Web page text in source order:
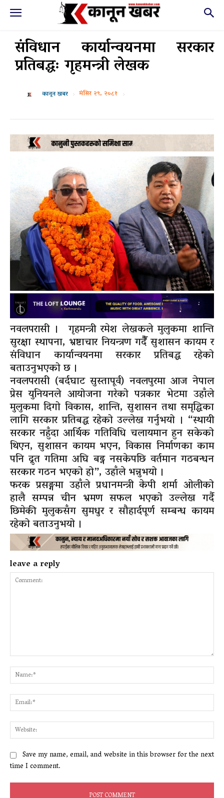
संविधान कार्यान्वयनमा सरकार
प्रतिबद्धः गृहमन्त्री लेखक
कानून खबर मंसिर २९, २०८१
नवलपरासी । गृहमन्त्री रमेश लेखकले मुलुकमा शान्ति
सुरक्षा स्थापना, भ्रष्टाचार नियन्त्रण गर्दैै सुशासन कायम र
संविधान कार्यान्वयनमा सरकार प्रतिबद्ध रहेको
बताउनुभएको छ ।
नवलपरासी (बर्दघाट सुस्तापूर्व) नवलपुरमा आज नेपाल
प्रेस युनियनले आयोजना गरेको पत्रकार भेटमा उहाँले
मुलुकमा दिगो विकास, शान्ति, सुशासन तथा समृद्धिका
लागि सरकार प्रतिबद्ध रहेको उल्लेख गर्नुभयो । “स्थायी
सरकार नहुँदा आर्थिक गतिविधि चलायमान हुन सकेको
थिएन, सुशासन कायम भएन, विकास निर्माणका काम
पनि द्रुत गतिमा अघि बढ्न नसकेपछि वर्तमान गठबन्धन
सरकार गठन भएको हो”, उहाँले भन्नुभयो ।
फरक प्रसङ्गमा उहाँले प्रधानमन्त्री केपी शर्मा ओलीको
हालै सम्पन्न चीन भ्रमण सफल भएको उल्लेख गर्दै
छिमेकी मुलुकसँग सुमधुर र सौहार्दपूर्ण सम्बन्ध कायम
रहेको बताउनुभयो ।
leave a reply
Save my name, email, and website in this browser for the next
time I comment.